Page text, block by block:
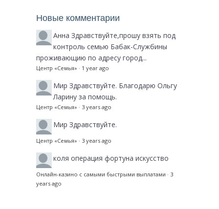
Новые комментарии
Анна Здравствуйте,прошу взять под
контроль семью Бабак-Службины
проживающию по адресу город...
Центр «Семья» · 1 year ago
Мир Здравствуйте. Благодарю Ольгу
Ларину за помощь.
Центр «Семья» · 3 years ago
Мир Здравствуйте.
Центр «Семья» · 3 years ago
коля операция фортуна искусство
Онлайн-казино с самыми быстрыми выплатами · 3
years ago